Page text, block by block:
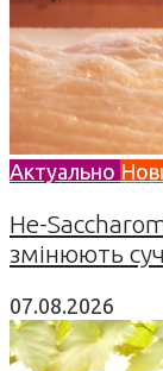
Актуально
Не-
змінюють
07.08.2026